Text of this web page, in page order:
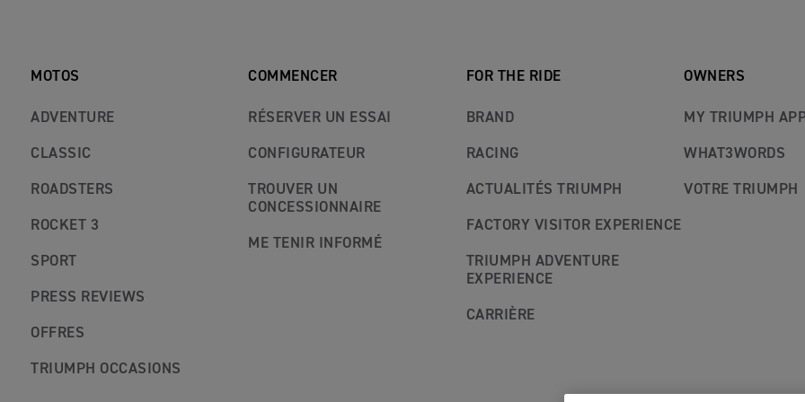
MOTOS
ADVENTURE
CLASSIC
ROADSTERS
ROCKET 3
SPORT
PRESS REVIEWS
OFFRES
TRIUMPH OCCASIONS
COMMENCER
RÉSERVER UN ESSAI
CONFIGURATEUR
TROUVER UN
CONCESSIONNAIRE
ME TENIR INFORMÉ
FOR THE RIDE
BRAND
RACING
ACTUALITÉS TRIUMPH
FACTORY VISITOR EXPERIENCE
TRIUMPH ADVENTURE
EXPERIENCE
CARRIÈRE
OWNERS
MY TRIUMPH
WHAT3WORDS
VOTRE TRIUMPH